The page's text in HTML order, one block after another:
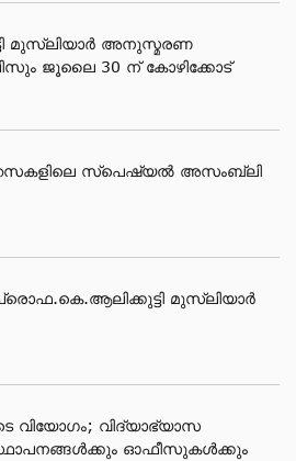
മുസ്‌ലിയാർ അനുസ്മരണ
ജൂലൈ 30 ന് കോഴിക്കോട്
സ്പെഷ്യൽ അസംബ്ലി
മുസ്‌ലിയാര്‍
വിയോ​ഗം; വിദ്യാഭ്യാസ
ഓഫീസുകള്‍ക്കും